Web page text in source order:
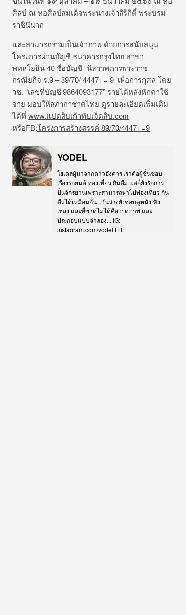
ศิลป์ ณ หอศิลป์สมเด็จพระนางเจ้าสิริกิติ์ พระบรม
ราชินีนาถ
และสามารถร่วมเป็นเจ้าภาพ ด้วยการสนับสนุน
โครงการผ่านบัญชี ธนาคารกรุงไทย สาขา
พหลโยธิน 40 ชื่อบัญชี “นิทรรศการพระราช
กรณียกิจ ร.9 – 89/70/ 4447+= 9 เพื่อการกุศล โดย
วช. “เลขที่บัญชี 9864093177” รายได้หลังหักค่าใช้
จ่าย มอบให้สภากาชาดไทย ดูรายละเอียดเพิ่มเติม
ได้ที่ www.แปดสิบเก้าทับเจ็ดสิบ.com
หรือFB:โครงการสร้างสรรค์ 89/70/4447+=9
YODEL
โยเดลผู้มาจากดาวอังคาร เราคือผู้ชื่นชอบ
เรื่องรถยนต์ ท่องเที่ยว กินดื่ม แต่ก็ยังรักการ
ปั่นจักรยานเพราะสามารถพาไปท่องเที่ยว กิน
ดื่มได้เหมือนกัน...วันว่างยังชอบดูหนัง ฟัง
เพลง และที่ขาดไม่ได้คือวาดภาพ และ
ประกอบแบบจำลอง... IG:
instagram.com/yodel FB: